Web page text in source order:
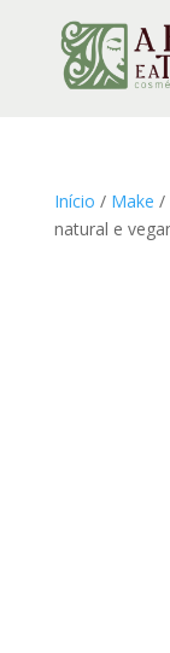
Início / Make /
natural e